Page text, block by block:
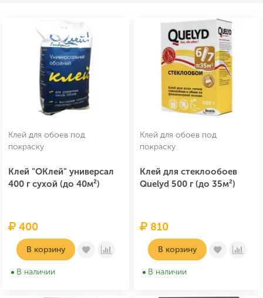
Клей для обоев под
покраску
Клей "ОКлей" универсал
400 г сухой (до 40м²)
400
В корзину
В наличии
Клей для обоев под
покраску
Клей для стеклообоев
Quelyd 500 г (до 35м²)
810
В корзину
В наличии